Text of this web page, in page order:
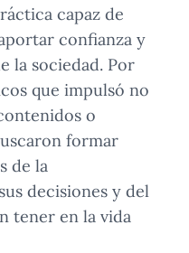
capaz de
confianza y
la sociedad. Por
que impulsó no
o
formar
de la
decisiones y del
tener en la vida